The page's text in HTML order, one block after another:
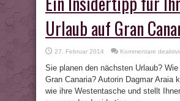
Urlaub auf Gran
27. Februar 2014 Kommentare
Sie planen den nächsten Urlaub?
Gran Canaria? Autorin Dagmar Araia
wie ihre Westentasche und stellt